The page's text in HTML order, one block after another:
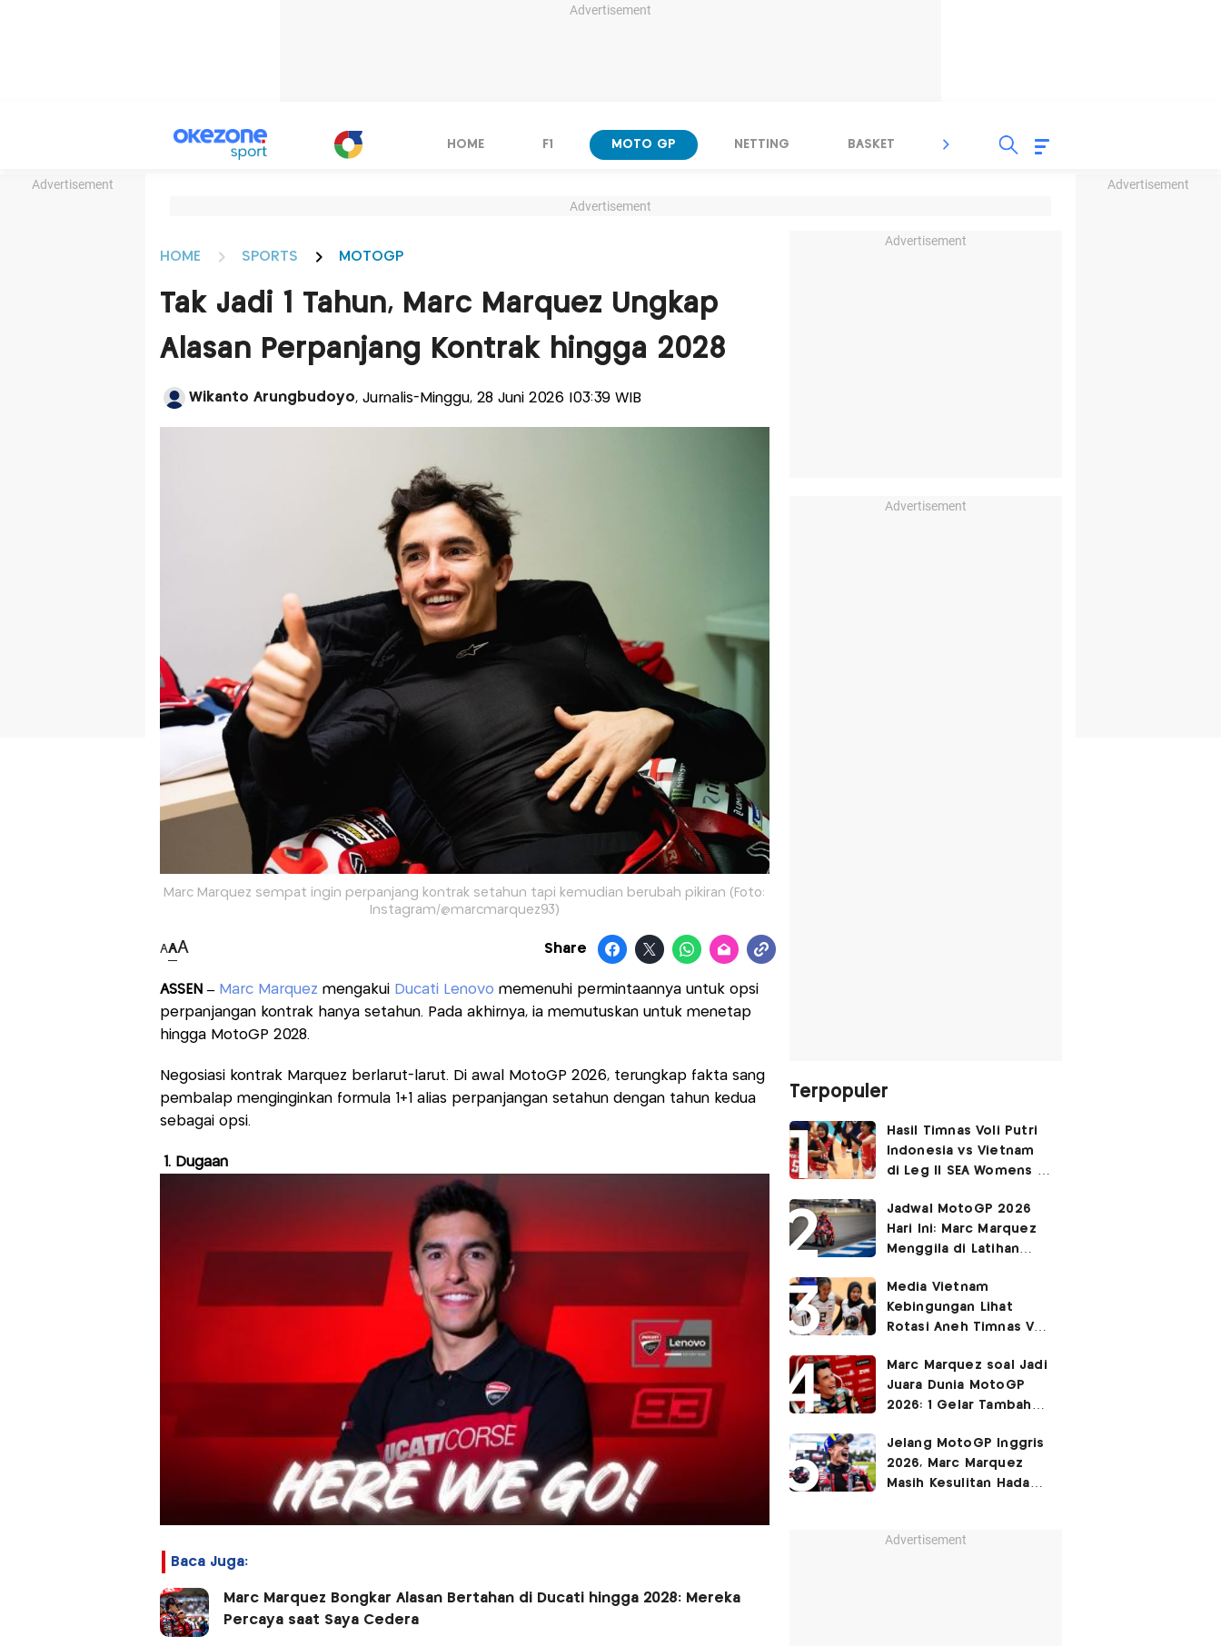
Advertisement
Advertisement Advertisement
HOME F1 MOTO GP NETTING BASKET SPORT LAIN
Advertisement
HOME SPORTS MOTOGP
Tak Jadi 1 Tahun, Marc Marquez Ungkap
Alasan Perpanjang Kontrak hingga 2028
Wikanto Arungbudoyo, Jurnalis-Minggu, 28 Juni 2026 |03:39 WIB
Marc Marquez sempat ingin perpanjang kontrak setahun tapi kemudian berubah pikiran (Foto:
Instagram/@marcmarquez93)
AAA Share
ASSEN – Marc Marquez mengakui Ducati Lenovo memenuhi permintaannya untuk opsi
perpanjangan kontrak hanya setahun. Pada akhirnya, ia memutuskan untuk menetap
hingga MotoGP 2028.
Negosiasi kontrak Marquez berlarut-larut. Di awal MotoGP 2026, terungkap fakta sang
pembalap menginginkan formula 1+1 alias perpanjangan setahun dengan tahun kedua
sebagai opsi.
1. Dugaan
Baca Juga:
Marc Marquez Bongkar Alasan Bertahan di Ducati hingga 2028: Mereka
Percaya saat Saya Cedera
Advertisement
Advertisement
Terpopuler
Hasil Timnas Voli Putri
Indonesia vs Vietnam
di Leg II SEA Womens V
Garuda Pertiwi Menang
3-2
Jadwal MotoGP 2026
Hari Ini: Marc Marquez
Menggila di Latihan
Media Vietnam
Kebingungan Lihat
Rotasi Aneh Timnas Voli
SEA Womens V Cup
2026
Marc Marquez soal Jadi
Juara Dunia MotoGP
2026: 1 Gelar Tambahan
Saya
Jelang MotoGP Inggris
2026, Marc Marquez
Masih Kesulitan Hadapi
Advertisement